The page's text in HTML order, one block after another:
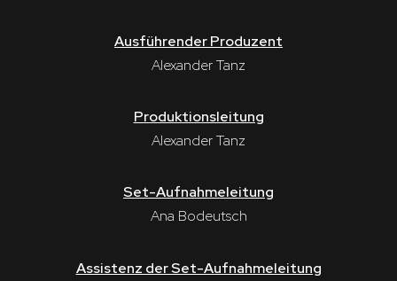
Ausführender Produzent
Alexander Tanz
Produktionsleitung
Alexander Tanz
Set-Aufnahmeleitung
Ana Bodeutsch
Assistenz der Set-Aufnahmeleitung